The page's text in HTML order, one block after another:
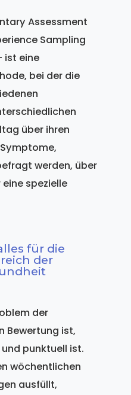
Assessment
Sampling
ist eine
bei der die
über ihren
werden, über
spezielle
für die
der
der
Bewertung ist,
punktuell ist.
wöchentlichen
ausfüllt,